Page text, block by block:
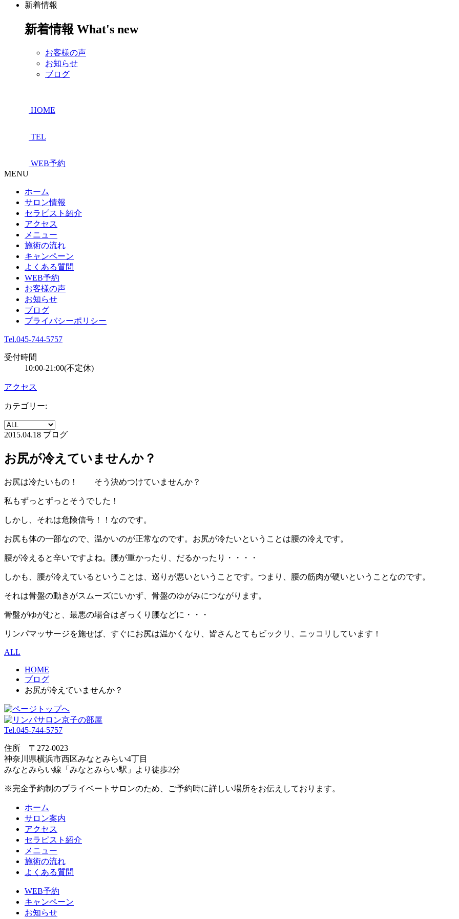
新着情報
新着情報 What's new
お客様の声
お知らせ
ブログ
HOME
TEL
WEB予約
MENU
ホーム
サロン情報
セラピスト紹介
アクセス
メニュー
施術の流れ
キャンペーン
よくある質問
WEB予約
お客様の声
お知らせ
ブログ
プライバシーポリシー
Tel.045-744-5757
受付時間
10:00-21:00(不定休)
アクセス
カテゴリー:
2015.04.18 ブログ
お尻が冷えていませんか？
お尻は冷たいもの！ そう決めつけていませんか？
私もずっとずっとそうでした！
しかし、それは危険信号！！なのです。
お尻も体の一部なので、温かいのが正常なのです。お尻が冷たいということは腰の冷えです。
腰が冷えると辛いですよね。腰が重かったり、だるかったり・・・・
しかも、腰が冷えているということは、巡りが悪いということです。つまり、腰の筋肉が硬いということなのです。
それは骨盤の動きがスムーズにいかず、骨盤のゆがみにつながります。
骨盤がゆがむと、最悪の場合はぎっくり腰などに・・・
リンパマッサージを施せば、すぐにお尻は温かくなり、皆さんとてもビックリ、ニッコリしています！
ALL
HOME
ブログ
お尻が冷えていませんか？
Tel.045-744-5757
住所 〒272-0023
神奈川県横浜市⻄区みなとみらい4丁目
みなとみらい線「みなとみらい駅」より徒歩2分
※完全予約制のプライベートサロンのため、ご予約時に詳しい場所をお伝えしております。
ホーム
サロン案内
アクセス
セラピスト紹介
メニュー
施術の流れ
よくある質問
WEB予約
キャンペーン
お知らせ